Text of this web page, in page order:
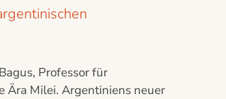
Professor für
Ära Milei. Argentiniens neuer